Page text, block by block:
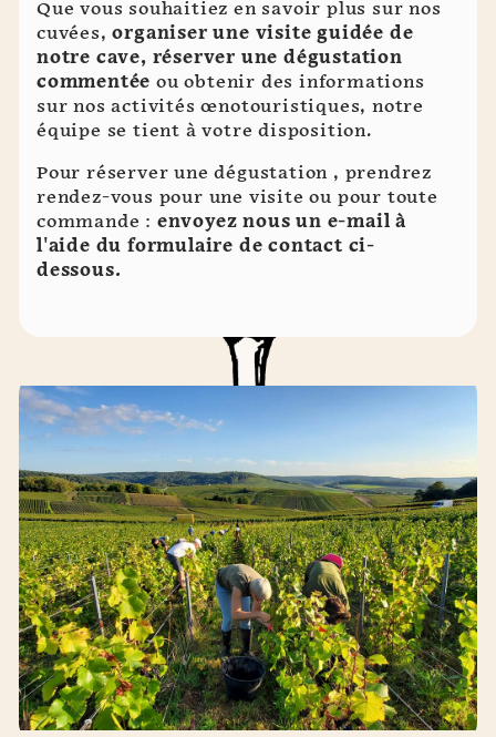
Que vous souhaitiez en savoir plus sur nos
cuvées, organiser une visite guidée de
notre cave, réserver une dégustation
commentée ou obtenir des informations
sur nos activités œnotouristiques, notre
équipe se tient à votre disposition.
Pour réserver une dégustation , prendrez
rendez-vous pour une visite ou pour toute
commande : envoyez nous un e-mail à
l'aide du formulaire de contact ci-
dessous.